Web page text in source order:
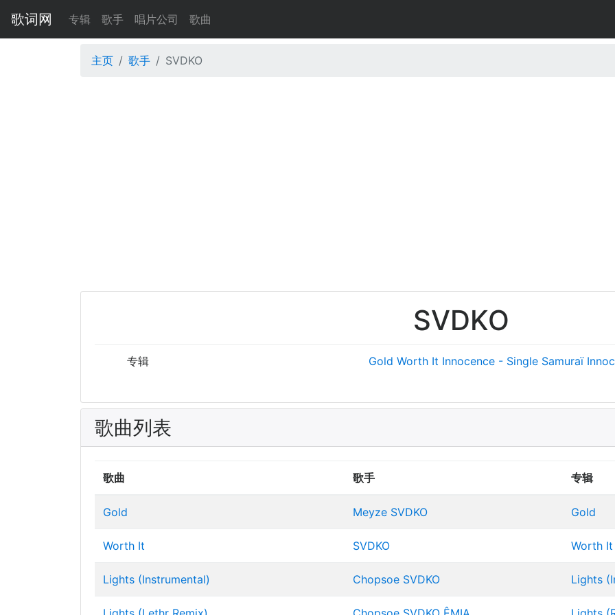
歌词网 专辑 歌手 唱片公司 歌曲
主页 歌手 SVDKO
SVDKO
专辑 Gold Worth It Innocence - Single Samuraï
歌曲列表
歌曲 歌手 专辑
Gold Meyze SVDKO Gold
Worth It SVDKO Worth It
Lights (Instrumental) Chopsoe SVDKO Lights